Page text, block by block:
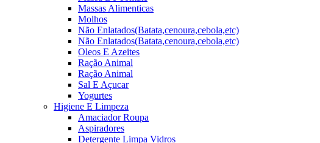
Massas Alimenticas
Molhos
Não Enlatados(Batata,cenoura,cebola,etc)
Não Enlatados(Batata,cenoura,cebola,etc)
Oleos E Azeites
Ração Animal
Ração Animal
Sal E Açucar
Yogurtes
Higiene E Limpeza
Amaciador Roupa
Aspiradores
Detergente Limpa Vidros